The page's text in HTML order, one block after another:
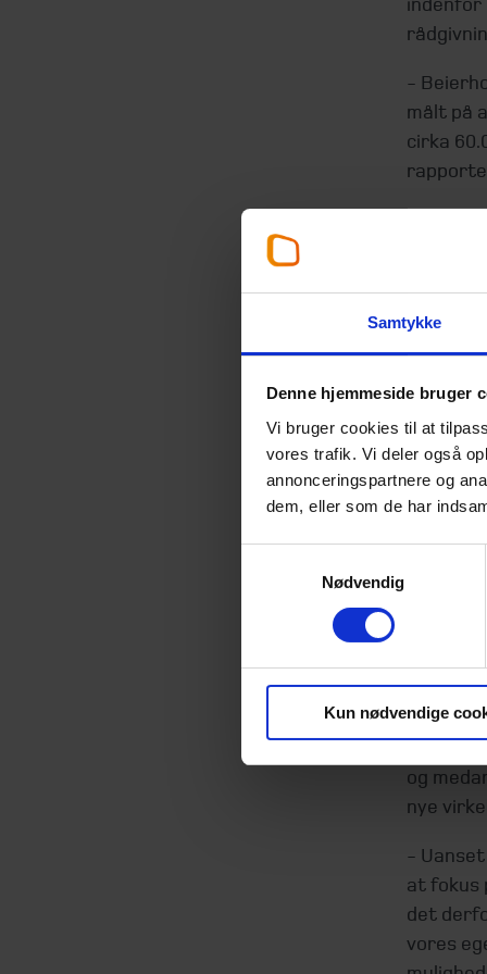
Samtykke
Denne hjemmeside bruger
Vi bruger cookies til at
vores trafik. Vi deler også
annonceringspartnere og
dem, eller som de har
Nødvendig
Kun nødvendige
-
målt på
cirka
I
meget,
- Mange
mere
hjælpe
giver
Han ser
lovning,
og
nye
-
at fokus
det
vores